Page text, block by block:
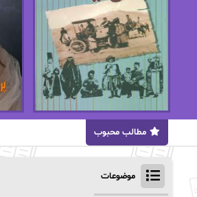
مطالب محبوب
موضوعات